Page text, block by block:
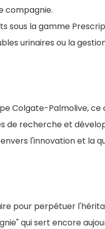
compagnie.
sous la gamme
urinaires ou la
Colgate-Palmolive, ce
de recherche et
l'innovation et la
pour perpétuer
qui sert encore